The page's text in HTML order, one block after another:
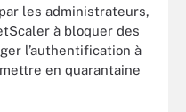
les administrateurs,
à bloquer des
l’authentification à
en quarantaine